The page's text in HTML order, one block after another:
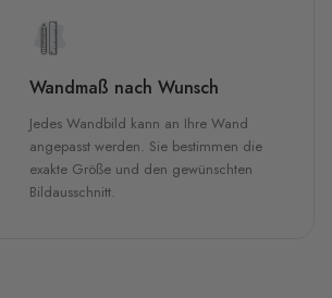
Wandmaß nach Wunsch
Jedes Wandbild kann an Ihre Wand
angepasst werden. Sie bestimmen die
exakte Größe und den gewünschten
Bildausschnitt.